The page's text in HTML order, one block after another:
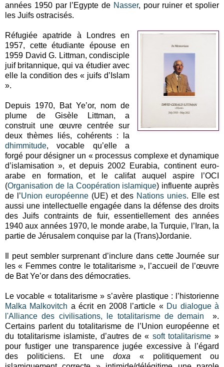
années 1950 par l’Egypte de Nasser, pour ruiner et spolier
les Juifs ostracisés.
Réfugiée apatride à Londres en
1957, cette étudiante épouse en
1959 David G. Littman, condisciple
juif britannique, qui va étudier avec
elle la condition des « juifs d’Islam
».
Depuis 1970, Bat Ye’or, nom de
plume de Gisèle Littman, a
construit une œuvre centrée sur
deux thèmes liés, cohérents : la
dhimmitude, vocable qu’elle a
forgé pour désigner un « processus complexe et dynamique
d’islamisation », et depuis 2002 Eurabia, continent euro-
arabe en formation, et le califat auquel aspire l’OCI
(Organisation de la Coopération islamique) influente auprès
de l’Union européenne (UE) et des Nations unies. Elle est
aussi une intellectuelle engagée dans la défense des droits
des Juifs contraints de fuir, essentiellement des années
1940 aux années 1970, le monde arabe, la Turquie, l’Iran, la
partie de Jérusalem conquise par la (Trans)Jordanie.
Il peut sembler surprenant d’inclure dans cette Journée sur
les « Femmes contre le totalitarisme », l’accueil de l’œuvre
de Bat Ye’or dans des démocraties.
Le vocable « totalitarisme » s’avère plastique : l’historienne
Malka Malkovitch a écrit en 2008 l’article « Du dialogue à
l'Alliance des civilisations, le totalitarisme de demain ».
Certains parlent du totalitarisme de l’Union européenne et
du totalitarisme islamiste, d’autres de « soft totalitarisme »
pour fustiger une transparence jugée excessive à l’égard
des politiciens. Et une doxa « politiquement ou